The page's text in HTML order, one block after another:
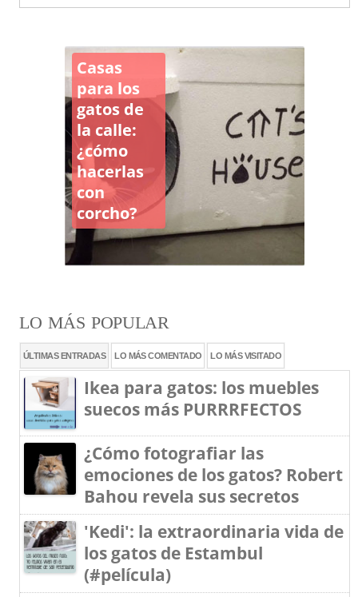
Casas
para los
gatos de
la calle:
¿cómo
hacerlas
con
corcho?
LO MÁS POPULAR
ÚLTIMAS ENTRADAS LO MÁS COMENTADO LO MÁS VISITADO
Ikea para gatos: los muebles
suecos más PURRRFECTOS
¿Cómo fotografiar las
emociones de los gatos? Robert
Bahou revela sus secretos
'Kedi': la extraordinaria vida de
los gatos de Estambul
(#película)